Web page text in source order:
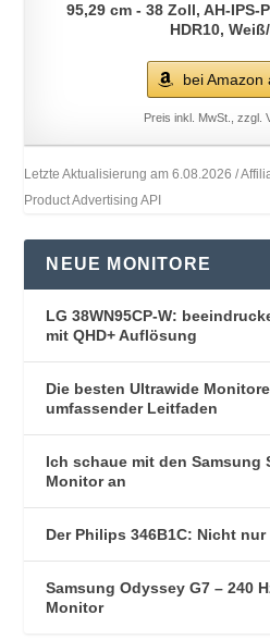
95,29 cm - 38 Zoll, AH-IPS-
HDR10,
bei Amazon
Preis inkl. MwSt., zzgl.
Letzte Aktualisierung am 6.08.2026 /
Product Advertising API
NEUE MONITORE
LG 38WN95CP-W:
mit QHD+ Auflösung
Die besten Ultrawide
umfassender Leitfaden
Ich schaue mit den Samsung
Monitor an
Der Philips 346B1C: Nicht
Samsung Odyssey G7 – 240
Monitor